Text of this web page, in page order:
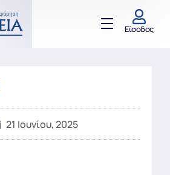
Είσοδος
21 Ιουνίου, 2025